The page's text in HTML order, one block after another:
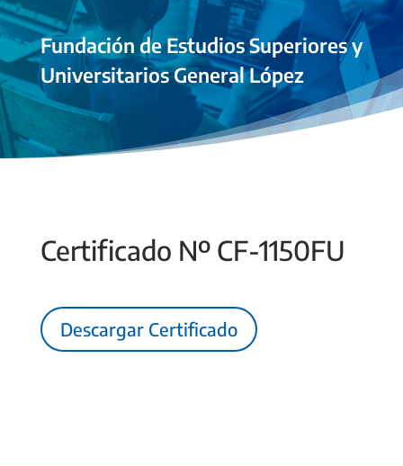
Fundación de Estudios Superiores y
Universitarios General López
Certificado Nº CF-1150FU
Descargar Certificado